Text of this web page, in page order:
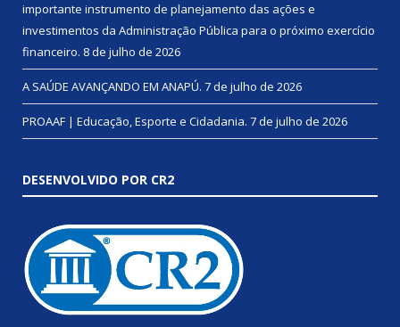
importante instrumento de planejamento das ações e
investimentos da Administração Pública para o próximo exercício
financeiro. 8 de julho de 2026
A SAÚDE AVANÇANDO EM ANAPÚ. 7 de julho de 2026
PROAAF | Educação, Esporte e Cidadania. 7 de julho de 2026
DESENVOLVIDO POR CR2